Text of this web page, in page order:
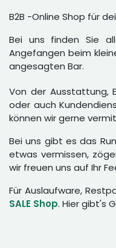
B2B -Online Shop für
Bei uns finden Sie
Angefangen beim
angesagten Bar.
Von der Ausstattung,
oder auch
können wir gerne
Bei uns gibt es das
etwas vermissen,
wir freuen uns auf Ihr
Für Auslaufware,
SALE Shop. Hier gibt's